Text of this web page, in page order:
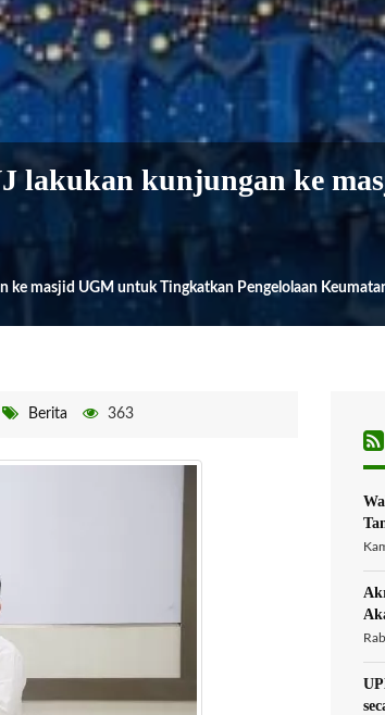
lakukan kunjungan ke
ke masjid UGM untuk Tingkatkan Pengelolaan
Berita 363